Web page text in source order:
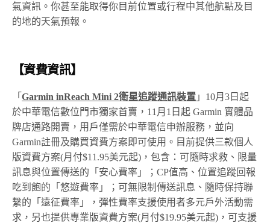
氣資訊。你甚至能取得你目前位置或行程中其他航點及目
的地的天氣預報。
【資費資訊】
「 Garmin inReach Mini 2衛星追蹤通訊裝置 」10月3日起
於中華電信數位門市獨家首賣，11月1日起 Garmin 實體品
牌店通路開賣，用戶僅需於中華電信申辦服務，並向
Garmin註冊及購買資費方案即可使用。目前提供三款個人
版資費方案(月付$11.95美元起)，包含：可隨時求救、限量
訊息與位置傳送的「安心費率」；CP值高、位置追蹤回報
吃到飽的「悠遊費率」；可無限制傳送訊息、隨時保持聯
繫的「遠征費率」，彈性費率支援使用者多元戶外活動需
求，另也提供專業版資費方案(月付$19.95美元起)，可支援